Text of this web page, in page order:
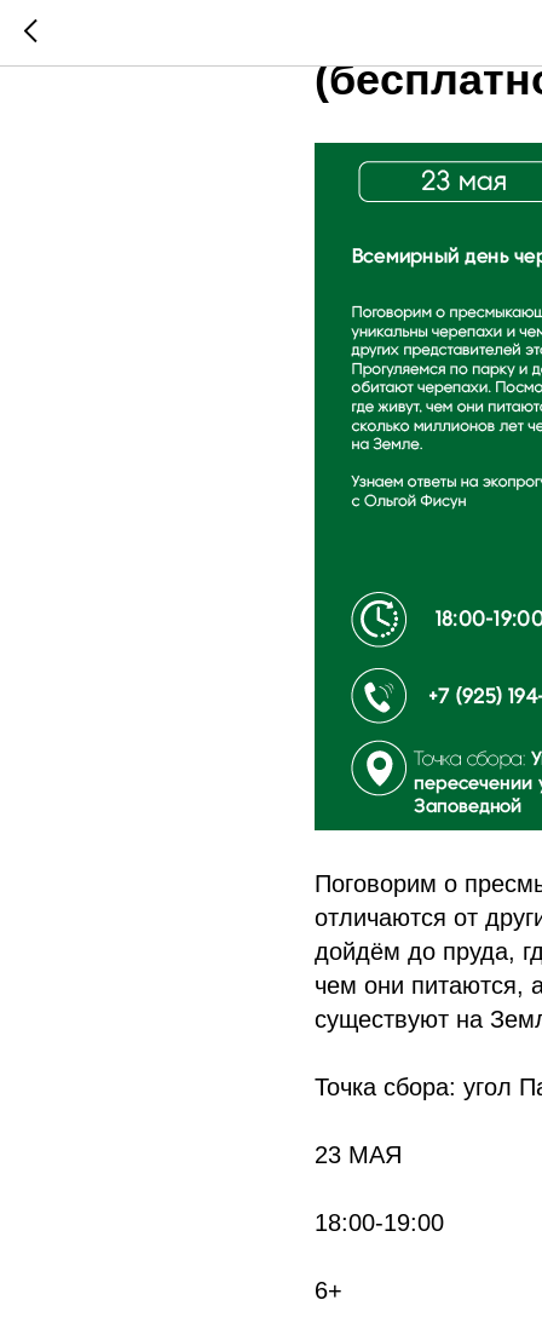
Поговорим о
отличаются от
дойдём до пруда,
чем они питаются,
существуют на
Точка сбора: угол
23 МАЯ
18:00-19:00
6+